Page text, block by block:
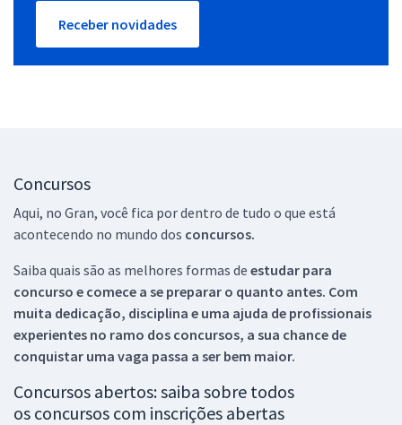
Receber novidades
Concursos
Aqui, no Gran, você fica por dentro de tudo o que está
acontecendo no mundo dos concursos.
Saiba quais são as melhores formas de estudar para
concurso e comece a se preparar o quanto antes. Com
muita dedicação, disciplina e uma ajuda de profissionais
experientes no ramo dos concursos, a sua chance de
conquistar uma vaga passa a ser bem maior.
Concursos abertos: saiba sobre todos
os concursos com inscrições abertas